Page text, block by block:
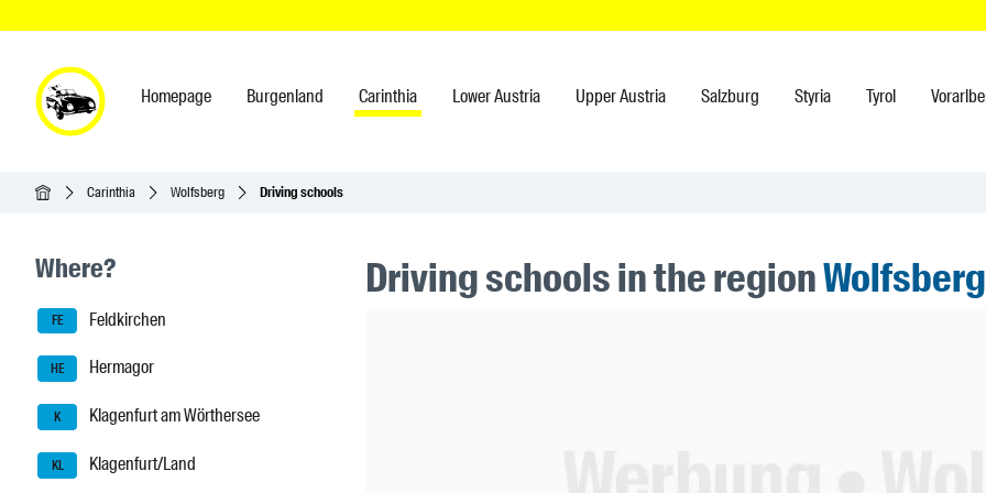
Homepage Burgenland Carinthia Lower Austria Upper Austria Salzburg Styria Tyrol
HomepageCarinthia Wolfsberg Driving schools
Seitenleisten-Navigation
Where?
FE Feldkirchen
HE Hermagor
K Klagenfurt am Wörthersee
KL Klagenfurt/Land
Driving schools in the regionWolfsberg